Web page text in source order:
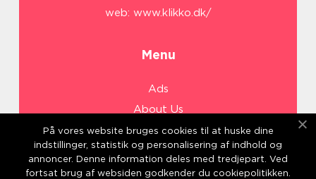
web: www.klikko.dk/
Menu
Ads
About Us
Cookies
Contact
Sitemap
På vores website bruges cookies til at huske dine
indstillinger, statistik og personalisering af indhold og
annoncer. Denne information deles med tredjepart. Ved
fortsat brug af websiden godkender du cookiepolitikken.